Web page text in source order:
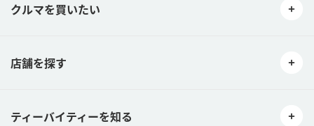
クルマを買いたい
店舗を探す
ティーバイティーを知る